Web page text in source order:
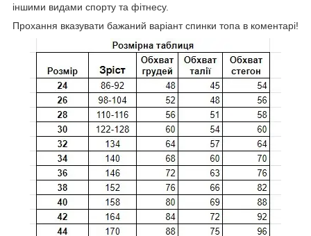
іншими видами спорту та фітнесу.
Прохання вказувати бажаний варіант спинки топа в коментарі!